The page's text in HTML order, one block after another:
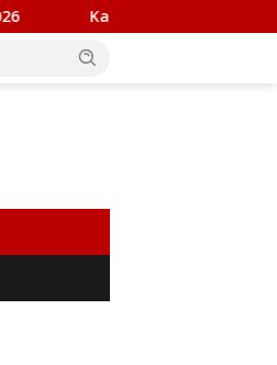
Banda Aceh dan Kasat